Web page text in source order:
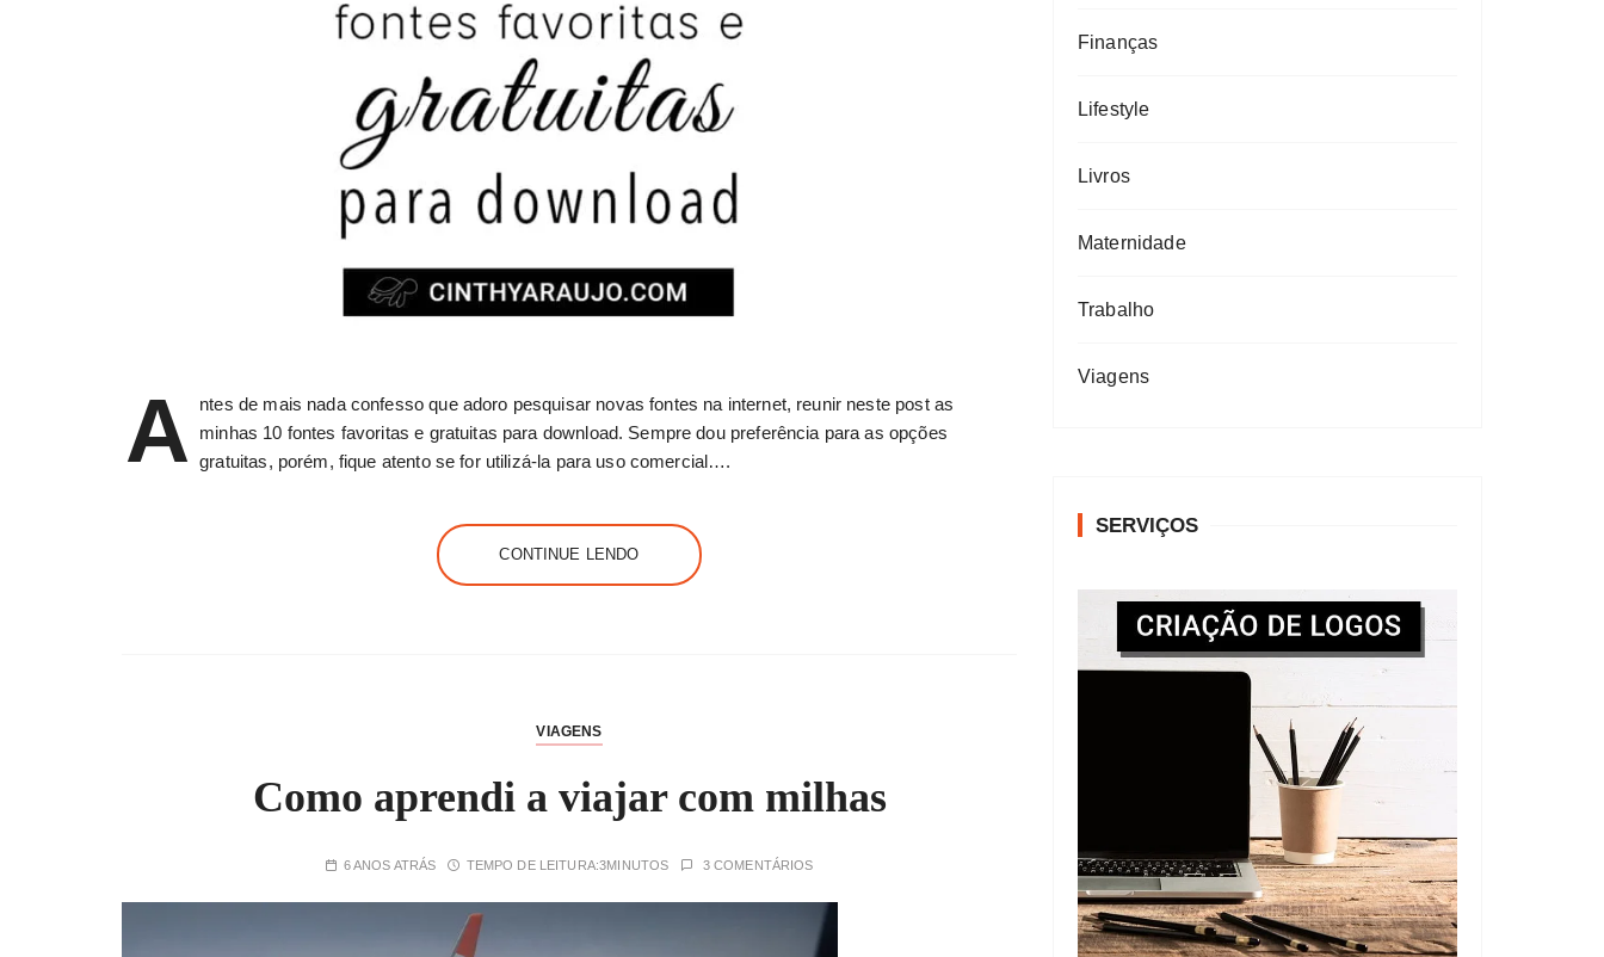
A
ntes de mais nada confesso que adoro pesquisar novas fontes na internet, reunir neste post as
minhas 10 fontes favoritas e gratuitas para download. Sempre dou preferência para as opções
gratuitas, porém, fique atento se for utilizá-la para uso comercial….
CONTINUE LENDO
VIAGENS
Como aprendi a viajar com milhas
6 ANOS ATRÁS TEMPO DE LEITURA:3MINUTOS 3 COMENTÁRIOS
Finanças
Lifestyle
Livros
Maternidade
Trabalho
Viagens
SERVIÇOS